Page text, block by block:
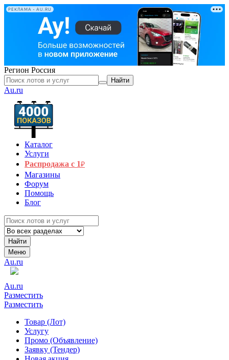
РЕКЛАМА • AU.RU
Регион Россия
Найти
Au.ru
Каталог
Услуги
Распродажа с 1₽
Магазины
Форум
Помощь
Блог
Найти
Меню
Au.ru
Au.ru
Разместить
Разместить
Товар (Лот)
Услугу
Промо (Объявление)
Заявку (Тендер)